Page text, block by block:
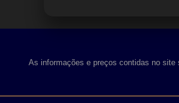
As informações e preços contidas no